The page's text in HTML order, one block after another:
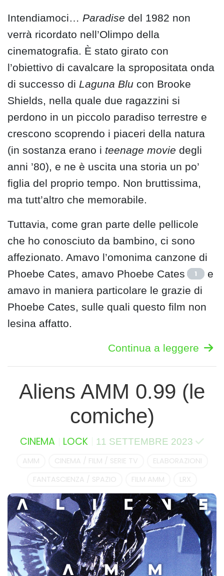
Intendiamoci… Paradise del 1982 non
verrà ricordato nell’Olimpo della
cinematografia. È stato girato con
l’obiettivo di cavalcare la spropositata onda
di successo di Laguna Blu con Brooke
Shields, nella quale due ragazzini si
perdono in un piccolo paradiso terrestre e
crescono scoprendo i piaceri della natura
(in sostanza erano i teenage movie degli
anni ’80), e ne è uscita una storia un po’
figlia del proprio tempo. Non bruttissima,
ma tutt’altro che memorabile.
Tuttavia, come gran parte delle pellicole
che ho conosciuto da bambino, ci sono
affezionato. Amavo l’omonima canzone di
Phoebe Cates, amavo Phoebe Cates
1
e
amavo in maniera particolare le grazie di
Phoebe Cates, sulle quali questo film non
lesina affatto.
Continua a leggere
Aliens AMM 0.99 (le
comiche)
CINEMA LOCK 11 SETTEMBRE 2023
AMM CINEMA / FILM / SERIE TV
ELABORAZIONI
FANTASCIENZA / SPAZIO
FILM AMM LRX